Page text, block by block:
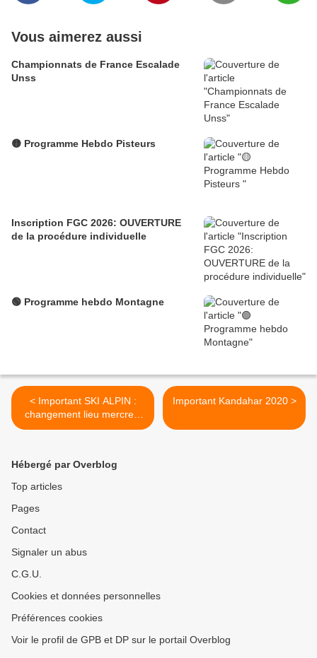
Vous aimerez aussi
Championnats de France Escalade
Unss
🟡 Programme Hebdo Pisteurs
Inscription FGC 2026: OUVERTURE
de la procédure individuelle
🟢 Programme hebdo Montagne
< Important SKI ALPIN :
changement lieu mercredi
29 janvier
Important Kandahar 2020 >
Hébergé par Overblog
Top articles
Pages
Contact
Signaler un abus
C.G.U.
Cookies et données personnelles
Préférences cookies
Voir le profil de GPB et DP sur le portail Overblog